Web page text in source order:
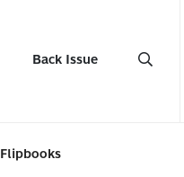
Back Issue
Flipbooks